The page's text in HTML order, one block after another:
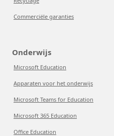
Commerciële garanties
Onderwijs
Microsoft Education
Apparaten voor het onderwijs
Microsoft Teams for Education
Microsoft 365 Education
Office Education